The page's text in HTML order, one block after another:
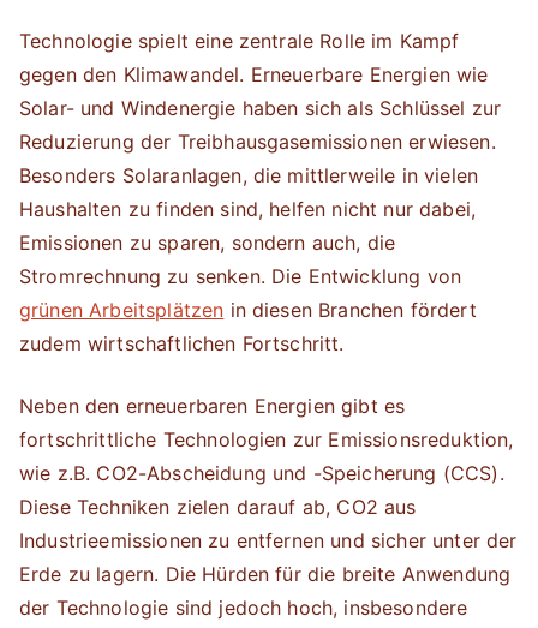
Technologie spielt eine zentrale Rolle im Kampf
gegen den Klimawandel. Erneuerbare Energien wie
Solar- und Windenergie haben sich als Schlüssel zur
Reduzierung der Treibhausgasemissionen erwiesen.
Besonders Solaranlagen, die mittlerweile in vielen
Haushalten zu finden sind, helfen nicht nur dabei,
Emissionen zu sparen, sondern auch, die
Stromrechnung zu senken. Die Entwicklung von
grünen Arbeitsplätzen in diesen Branchen fördert
zudem wirtschaftlichen Fortschritt.
Neben den erneuerbaren Energien gibt es
fortschrittliche Technologien zur Emissionsreduktion,
wie z.B. CO2-Abscheidung und -Speicherung (CCS).
Diese Techniken zielen darauf ab, CO2 aus
Industrieemissionen zu entfernen und sicher unter der
Erde zu lagern. Die Hürden für die breite Anwendung
der Technologie sind jedoch hoch, insbesondere